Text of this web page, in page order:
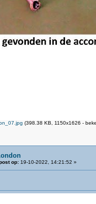
(398.38 KB, 1150x1626 -
op: 19-10-2022, 14:21:52 »